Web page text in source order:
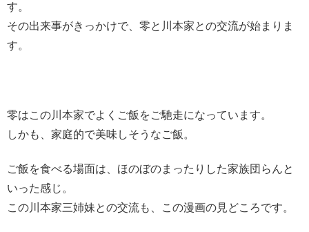
す。
その出来事がきっかけで、零と川本家との交流が始まりま
す。
零はこの川本家でよくご飯をご馳走になっています。
しかも、家庭的で美味しそうなご飯。
ご飯を食べる場面は、ほのぼのまったりした家族団らんと
いった感じ。
この川本家三姉妹との交流も、この漫画の見どころです。